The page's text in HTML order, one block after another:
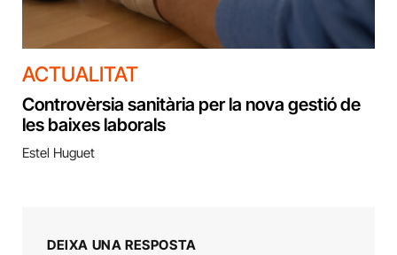
ACTUALITAT
Controvèrsia sanitària per la nova gestió de
les baixes laborals
Estel Huguet
DEIXA UNA RESPOSTA